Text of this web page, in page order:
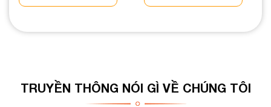
TRUYỀN THÔNG NÓI GÌ VỀ CHÚNG TÔI